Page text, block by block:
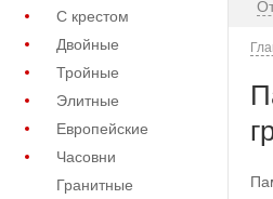
С крестом
Двойные
Тройные
Элитные
Европейские
Часовни
Гранитные